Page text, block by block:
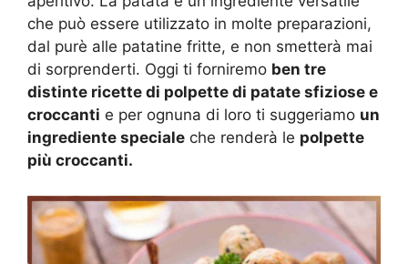
che può essere utilizzato in molte preparazioni,
dal purè alle patatine fritte, e non smetterà mai
di sorprenderti. Oggi ti forniremo ben tre
distinte ricette di polpette di patate sfiziose e
croccanti e per ognuna di loro ti suggeriamo un
ingrediente speciale che renderà le polpette
più croccanti.